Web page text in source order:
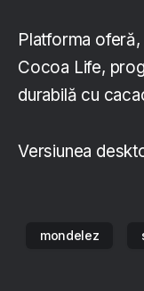
Platforma
Cocoa Life,
durabilă cu
Versiunea
mondelez